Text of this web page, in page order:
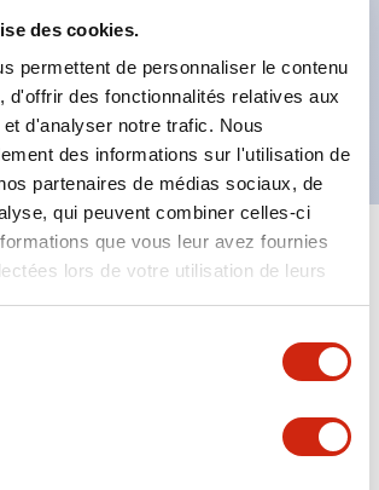
des cookies.
permettent de personnaliser le contenu
d'offrir des fonctionnalités relatives aux
d'analyser notre trafic. Nous
des informations sur l'utilisation de
partenaires de médias sociaux, de
qui peuvent combiner celles-ci
que vous leur avez fournies
lors de votre utilisation de leurs
clés
communication RS232C pour la
Tout développer